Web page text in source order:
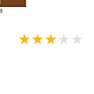
★★★★★
★★★★★